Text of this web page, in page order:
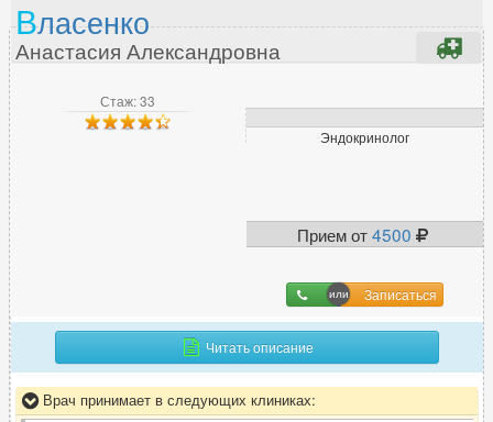
Уролог-андролог 33
2
Хирург-ортопед 5
Стаж: 33
Эндокринолог
Прием от4500
Записаться
Власенко
Анастасия Александровна
Читать описание
Врач принимает в следующих клиниках: